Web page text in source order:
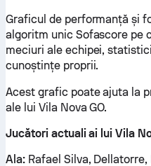
Graficul de performanță și
algoritm unic Sofascore pe
meciuri ale echipei,
cunoștințe proprii.
Acest grafic poate ajuta la
ale lui Vila Nova GO.
Jucători actuali ai lui Vila
Ala:Rafael Silva, Dellatorre,